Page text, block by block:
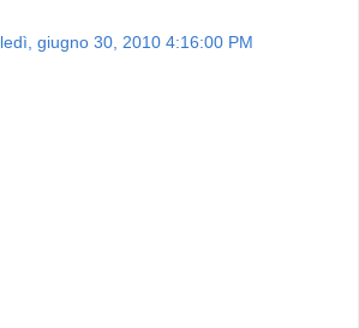
giugno 30, 2010 4:16:00 PM